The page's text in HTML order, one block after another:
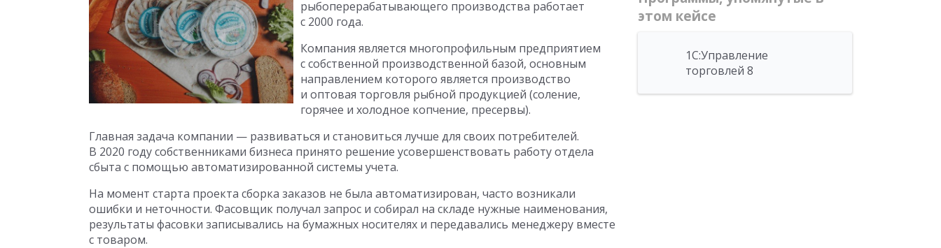
рыбоперерабатывающего производства работает
с 2000 года.
Компания является многопрофильным предприятием
с собственной производственной базой, основным
направлением которого является производство
и оптовая торговля рыбной продукцией (соление,
горячее и холодное копчение, пресервы).
Главная задача компании — развиваться и становиться лучше для своих потребителей.
В 2020 году собственниками бизнеса принято решение усовершенствовать работу отдела
сбыта с помощью автоматизированной системы учета.
На момент старта проекта сборка заказов не была автоматизирован, часто возникали
ошибки и неточности. Фасовщик получал запрос и собирал на складе нужные наименования,
результаты фасовки записывались на бумажных носителях и передавались менеджеру вместе
с товаром.
этом кейсе
1С:Управление
торговлей 8